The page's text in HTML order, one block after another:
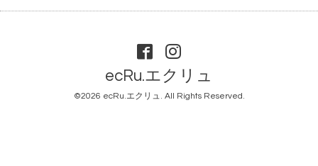
ecRu.エクリュ
©2026 ecRu.エクリュ. All Rights Reserved.